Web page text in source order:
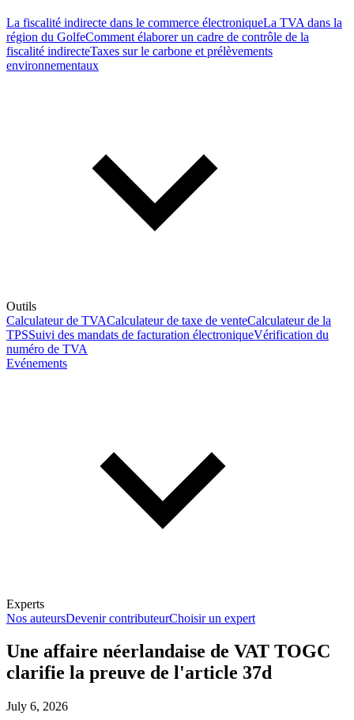
La fiscalité indirecte dans le commerce électroniqueLa TVA dans la
région du GolfeComment élaborer un cadre de contrôle de la
fiscalité indirecteTaxes sur le carbone et prélèvements
environnementaux
Outils
Calculateur de TVACalculateur de taxe de venteCalculateur de la
TPSSuivi des mandats de facturation électroniqueVérification du
numéro de TVA
Evénements
Experts
Nos auteursDevenir contributeurChoisir un expert
En savoir plus sur la fiscalité
Une affaire néerlandaise de VAT TOGC
clarifie la preuve de l'article 37d
July 6, 2026